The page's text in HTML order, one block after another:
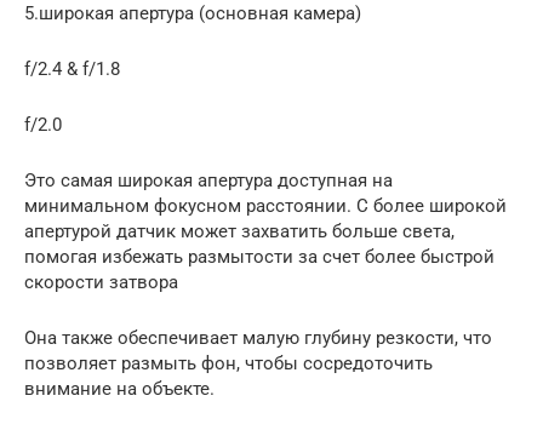
5.широкая апертура (основная камера)
f/2.4 & f/1.8
f/2.0
Это самая широкая апертура доступная на
минимальном фокусном расстоянии. С более широкой
апертурой датчик может захватить больше света,
помогая избежать размытости за счет более быстрой
скорости затвора
Она также обеспечивает малую глубину резкости, что
позволяет размыть фон, чтобы сосредоточить
внимание на объекте.